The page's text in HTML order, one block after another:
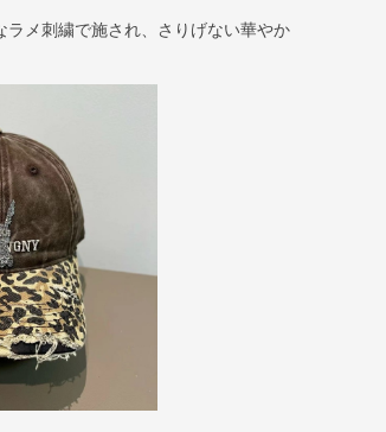
メ刺繍で施され、さりげない華やか